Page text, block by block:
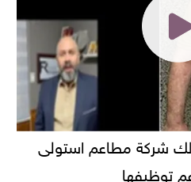
شركة مطاعم استولى
توظيفها